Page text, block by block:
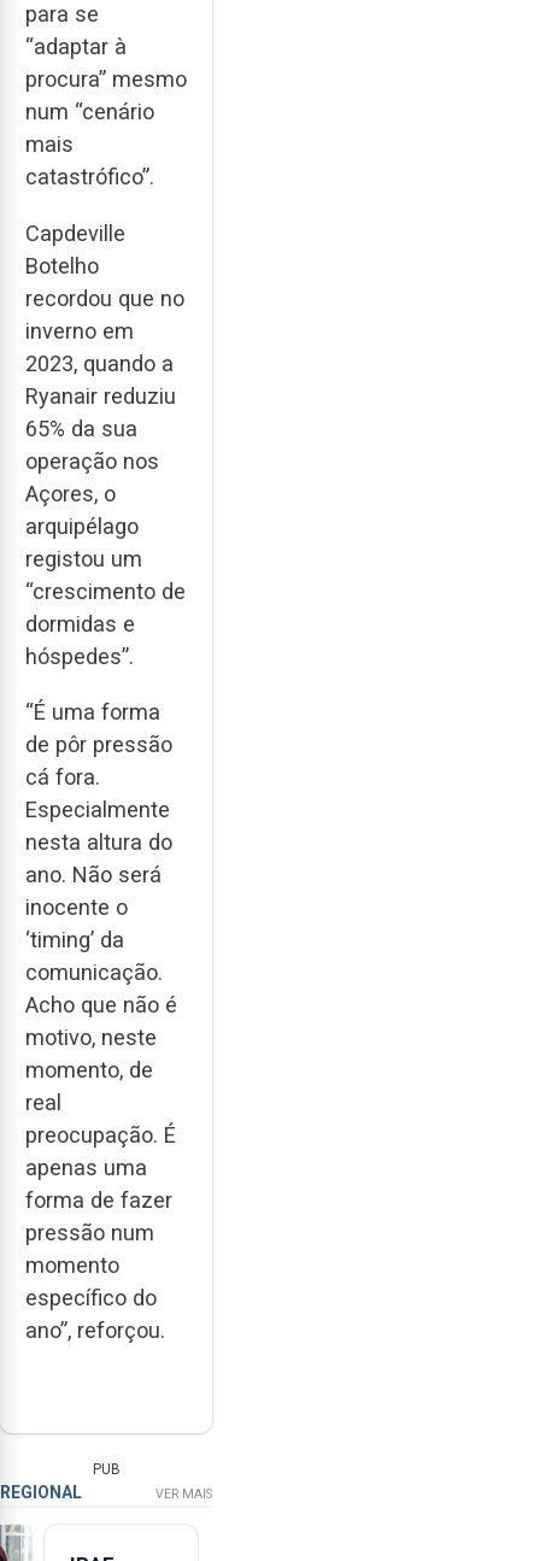
para se
“adaptar à
procura” mesmo
num “cenário
mais
catastrófico”.
Capdeville
Botelho
recordou que no
inverno em
2023, quando a
Ryanair reduziu
65% da sua
operação nos
Açores, o
arquipélago
registou um
“crescimento de
dormidas e
hóspedes”.
“É uma forma
de pôr pressão
cá fora.
Especialmente
nesta altura do
ano. Não será
inocente o
‘timing’ da
comunicação.
Acho que não é
motivo, neste
momento, de
real
preocupação. É
apenas uma
forma de fazer
pressão num
momento
específico do
ano”, reforçou.
PUB
REGIONAL VER MAIS